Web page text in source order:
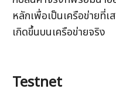
หลักเพื่อเป็นเครือข่ายที่
เกิดขึ้นบนเครือข่ายจริง
Testnet